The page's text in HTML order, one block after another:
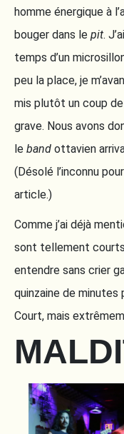
homme énergique à
bouger dans le pit.
temps d’un
peu la place, je
mis plutôt un coup
grave. Nous avons
le band ottavien
(Désolé l’inconnu
article.)
Comme j’ai déjà
sont tellement
entendre sans crier
quinzaine de minutes
Court, mais